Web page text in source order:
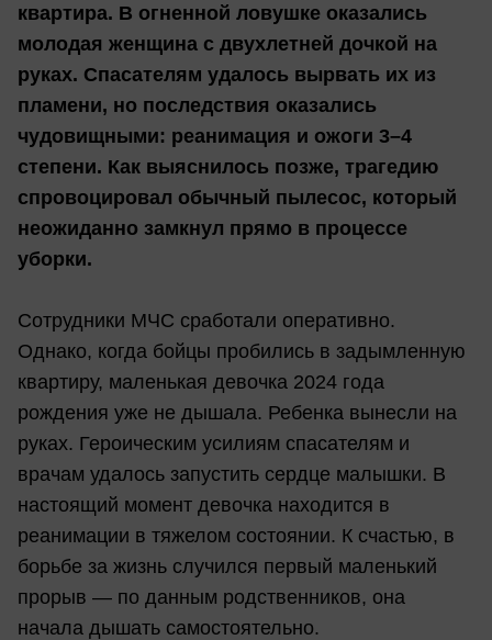
квартира. В огненной ловушке оказались
молодая женщина с двухлетней дочкой на
руках. Спасателям удалось вырвать их из
пламени, но последствия оказались
чудовищными: реанимация и ожоги 3–4
степени. Как выяснилось позже, трагедию
спровоцировал обычный пылесос, который
неожиданно замкнул прямо в процессе
уборки.
Сотрудники МЧС сработали оперативно.
Однако, когда бойцы пробились в задымленную
квартиру, маленькая девочка 2024 года
рождения уже не дышала. Ребенка вынесли на
руках. Героическим усилиям спасателям и
врачам удалось запустить сердце малышки. В
настоящий момент девочка находится в
реанимации в тяжелом состоянии. К счастью, в
борьбе за жизнь случился первый маленький
прорыв — по данным родственников, она
начала дышать самостоятельно.